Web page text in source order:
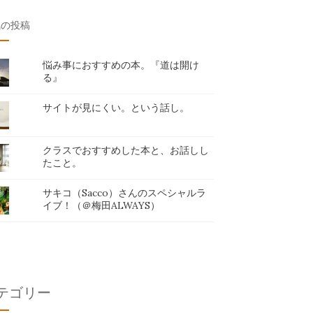
投稿
悩み事におすすめの本。『道は開け
る』
サイトが見にくい。という話し。
クラスでおすすめした本と、お話しし
たこと。
サキコ（Sacco）さんのスペシャルラ
イブ！（＠梅田ALWAYS）
ゴリー